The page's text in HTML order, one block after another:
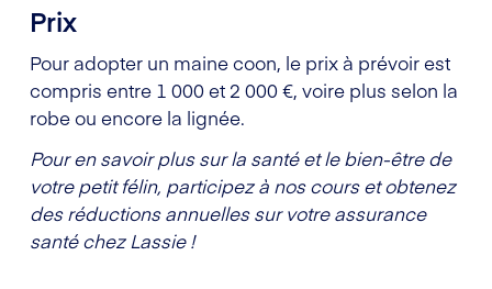
Prix
Pour adopter un maine coon, le prix à prévoir est
compris entre 1 000 et 2 000 €, voire plus selon la
robe ou encore la lignée.
Pour en savoir plus sur la santé et le bien-être de
votre petit félin, participez à nos cours et obtenez
des réductions annuelles sur votre assurance
santé chez Lassie !